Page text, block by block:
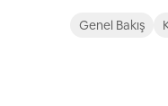
Genel Bakış